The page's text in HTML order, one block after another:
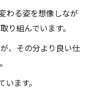
わる姿を想像しなが
り組んでいます。
、その分より良い仕
ます。